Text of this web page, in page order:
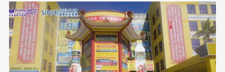
研机构专家； ◉ 各兄弟协会、商会嘉宾代表； ◉ 来自全国各地的
软包装产业链相关企业负责人、技术骨干等200多位行业精英。 开
幕式-领导致辞 开幕式上，潮州市潮安区包装印刷行业协会会长王
奕丹致欢迎辞。他向莅临现场的各级领导、各地商协会负责人、行
业专家